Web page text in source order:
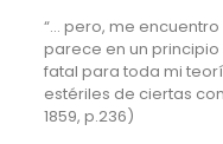
“… pero, me
parece en un
fatal para toda mi
estériles de ciertas
1859, p.236)